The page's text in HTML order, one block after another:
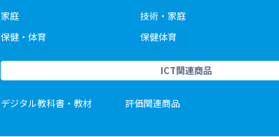
家庭
保健・体育
技術・家庭
保健体育
ICT関連商品
デジタル教科書・教材 評価関連商品